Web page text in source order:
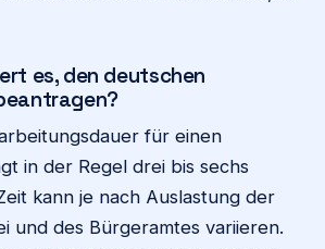
es, den deutschen
für einen
in der Regel drei bis sechs
kann je nach Auslastung der
und des Bürgeramtes variieren.